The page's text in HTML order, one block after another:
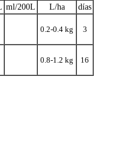
ml/200L L/ha días
0.2-0.4 kg 3
0.8-1.2 kg 16